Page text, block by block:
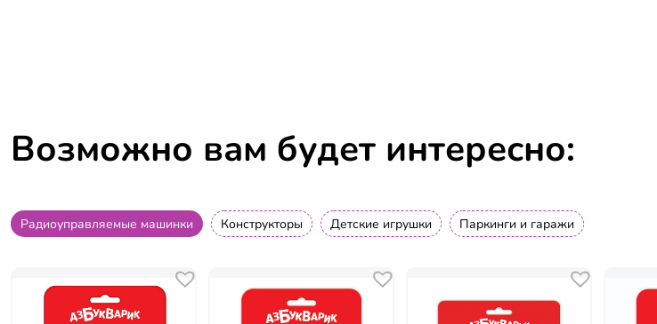
Возможно вам будет интересно:
Радиоуправляемые машинки Конструкторы Детские игрушки Паркинги и гаражи